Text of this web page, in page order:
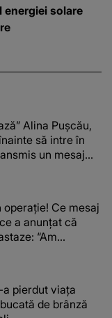
energiei solare
Alina Pușcău,
să intre în
un mesaj
Ce mesaj
a anunțat că
“Am
a pierdut viața
de brânză